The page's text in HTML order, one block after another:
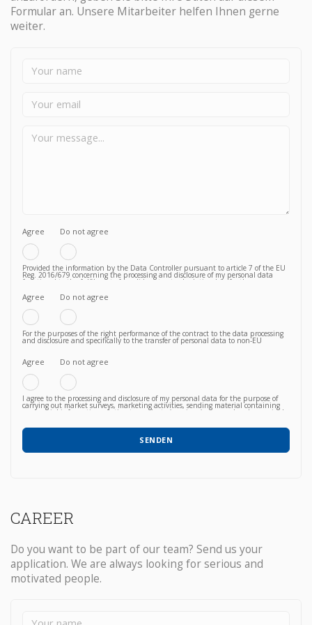
Formular an. Unsere Mitarbeiter helfen Ihnen gerne
weiter.
Agree Do not agree
Provided the information by the Data Controller pursuant to article 7 of the EU
Reg. 2016/679 concerning the processing and disclosure of my personal data
functional to the fulfilment of a valid contractual relationship for the purposes
Agree Do not agree
For the purposes of the right performance of the contract to the data processing
and disclosure and specifically to the transfer of personal data to non-EU
countries knowing, in particular, that such transfer is essential to follow up on
consequently, failure to agree does not allow to proceed to subsequent and
further operations.
Agree Do not agree
I agree to the processing and disclosure of my personal data for the purpose of
carrying out market surveys, marketing activities, sending material containing
commercial information relating to products / services / courses already acquired
by any means (e.g. by email, fax, telephone, post, social network, sms,
whatsapp, etc).
SENDEN
CAREER
Do you want to be part of our team? Send us your
application. We are always looking for serious and
motivated people.